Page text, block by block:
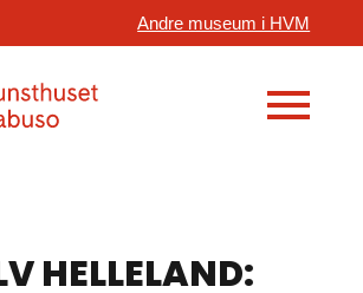
Andre museum i HVM
HELLELAND: